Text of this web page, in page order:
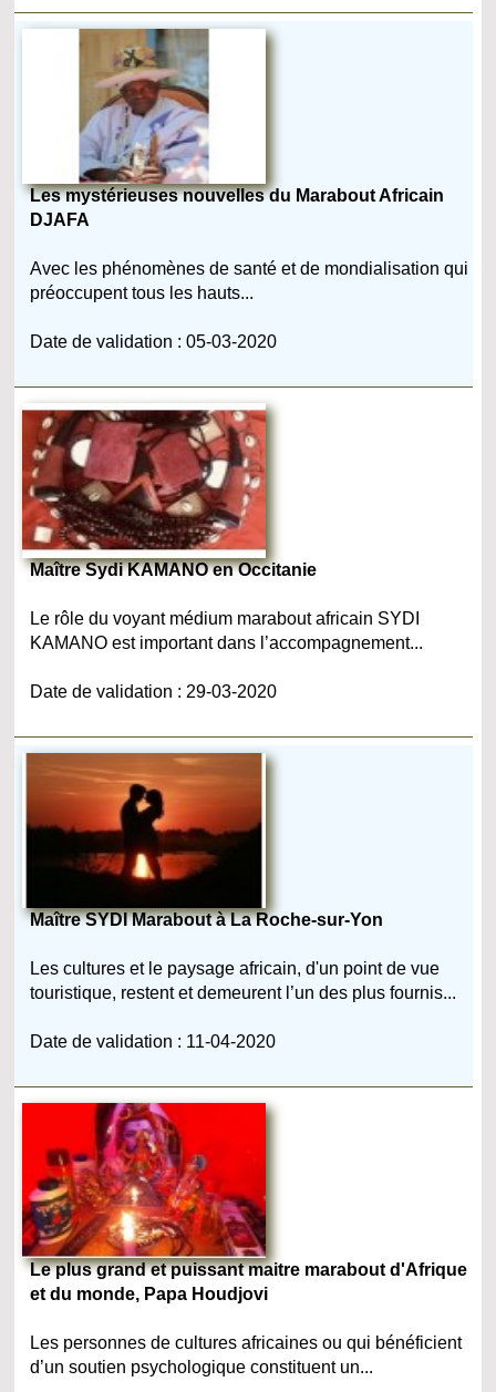
Les mystérieuses nouvelles du Marabout Africain
DJAFA
Avec les phénomènes de santé et de mondialisation qui
préoccupent tous les hauts...
Date de validation : 05-03-2020
Maître Sydi KAMANO en Occitanie
Le rôle du voyant médium marabout africain SYDI
KAMANO est important dans l’accompagnement...
Date de validation : 29-03-2020
Maître SYDI Marabout à La Roche-sur-Yon
Les cultures et le paysage africain, d'un point de vue
touristique, restent et demeurent l’un des plus fournis...
Date de validation : 11-04-2020
Le plus grand et puissant maitre marabout d'Afrique
et du monde, Papa Houdjovi
Les personnes de cultures africaines ou qui bénéficient
d’un soutien psychologique constituent un...